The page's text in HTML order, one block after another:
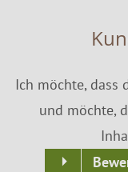
Ich möchte, dass
und möchte,